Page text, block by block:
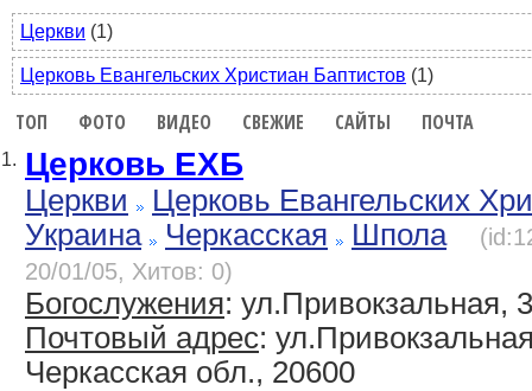
Церкви (1)
Церковь Евангельских Христиан Баптистов (1)
ТОП ФОТО ВИДЕО СВЕЖИЕ САЙТЫ ПОЧТА
1. Церковь ЕХБ
Церкви
Церковь Евангельских
Украина
Черкасская Шпола
20/01/05, Хитов: 0)
Богослужения: ул.Привокзальная,
Почтовый адрес:
Черкасская обл., 20600